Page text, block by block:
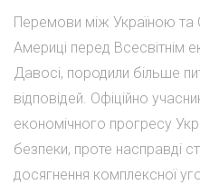
Перемови між Україною та
Америці перед Всесвітнім
Давосі, породили більше
відповідей. Офіційно
економічного прогресу
безпеки, проте насправді
досягнення комплексної